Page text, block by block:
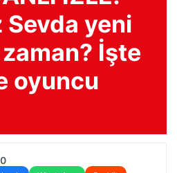
yeni
İşte
oyuncu